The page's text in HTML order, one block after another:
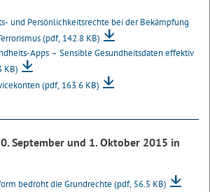
und Persönlichkeitsrechte bei der Bekämpfung
(pdf, 142.8 KB)
Apps – Sensible Gesundheitsdaten effektiv
KB)
(pdf, 163.6 KB)
September und 1. Oktober 2015 in
bedroht die Grundrechte (pdf, 56.5 KB)